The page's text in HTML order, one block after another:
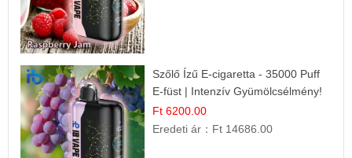
Szőlő Ízű E-cigaretta - 35000 Puff
E-füst | Intenzív Gyümölcsélmény!
Ft 6200.00
Eredeti ár： Ft 14686.00